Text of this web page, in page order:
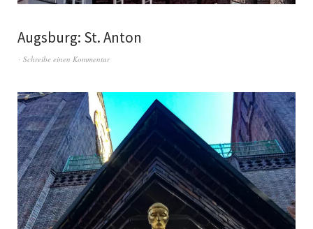
Augsburg: St. Anton
Schreibe einen Kommentar